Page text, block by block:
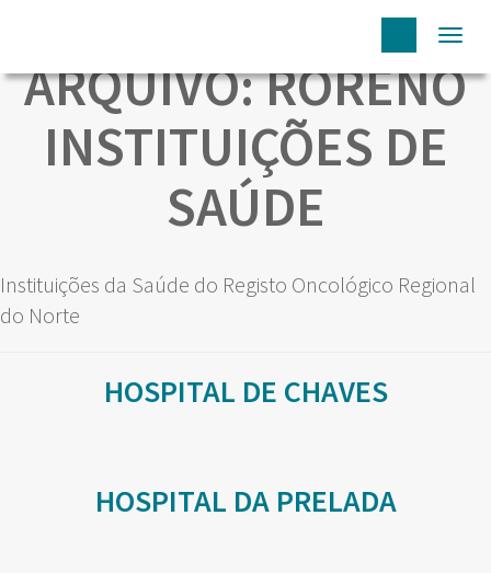
ARQUIVO:RORENO
INSTITUIÇÕES DE
SAÚDE
Instituições da Saúde do Registo Oncológico Regional
do Norte
HOSPITAL DE CHAVES
HOSPITAL DA PRELADA